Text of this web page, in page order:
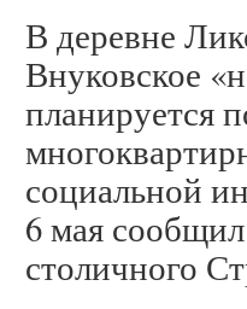
В деревне
Внуковское
планируется
социальной
6 мая
столичного